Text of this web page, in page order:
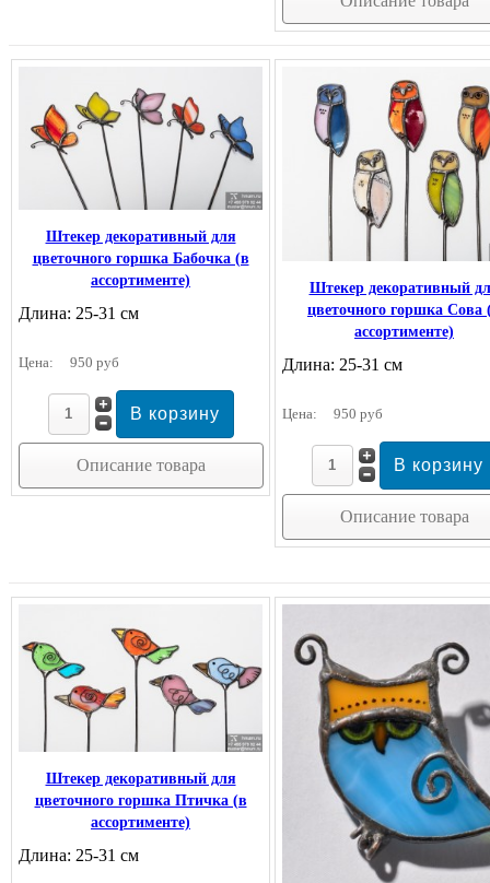
Штекер декоративный для
цветочного горшка Бабочка (в
ассортименте)
Длина: 25-31 см
Цена: 950 руб
Описание товара
Штекер декоративный
цветочного горшка Сова
ассортименте)
Длина: 25-31 см
Цена: 950 руб
Описание товара
Штекер декоративный для
цветочного горшка Птичка (в
ассортименте)
Длина: 25-31 см